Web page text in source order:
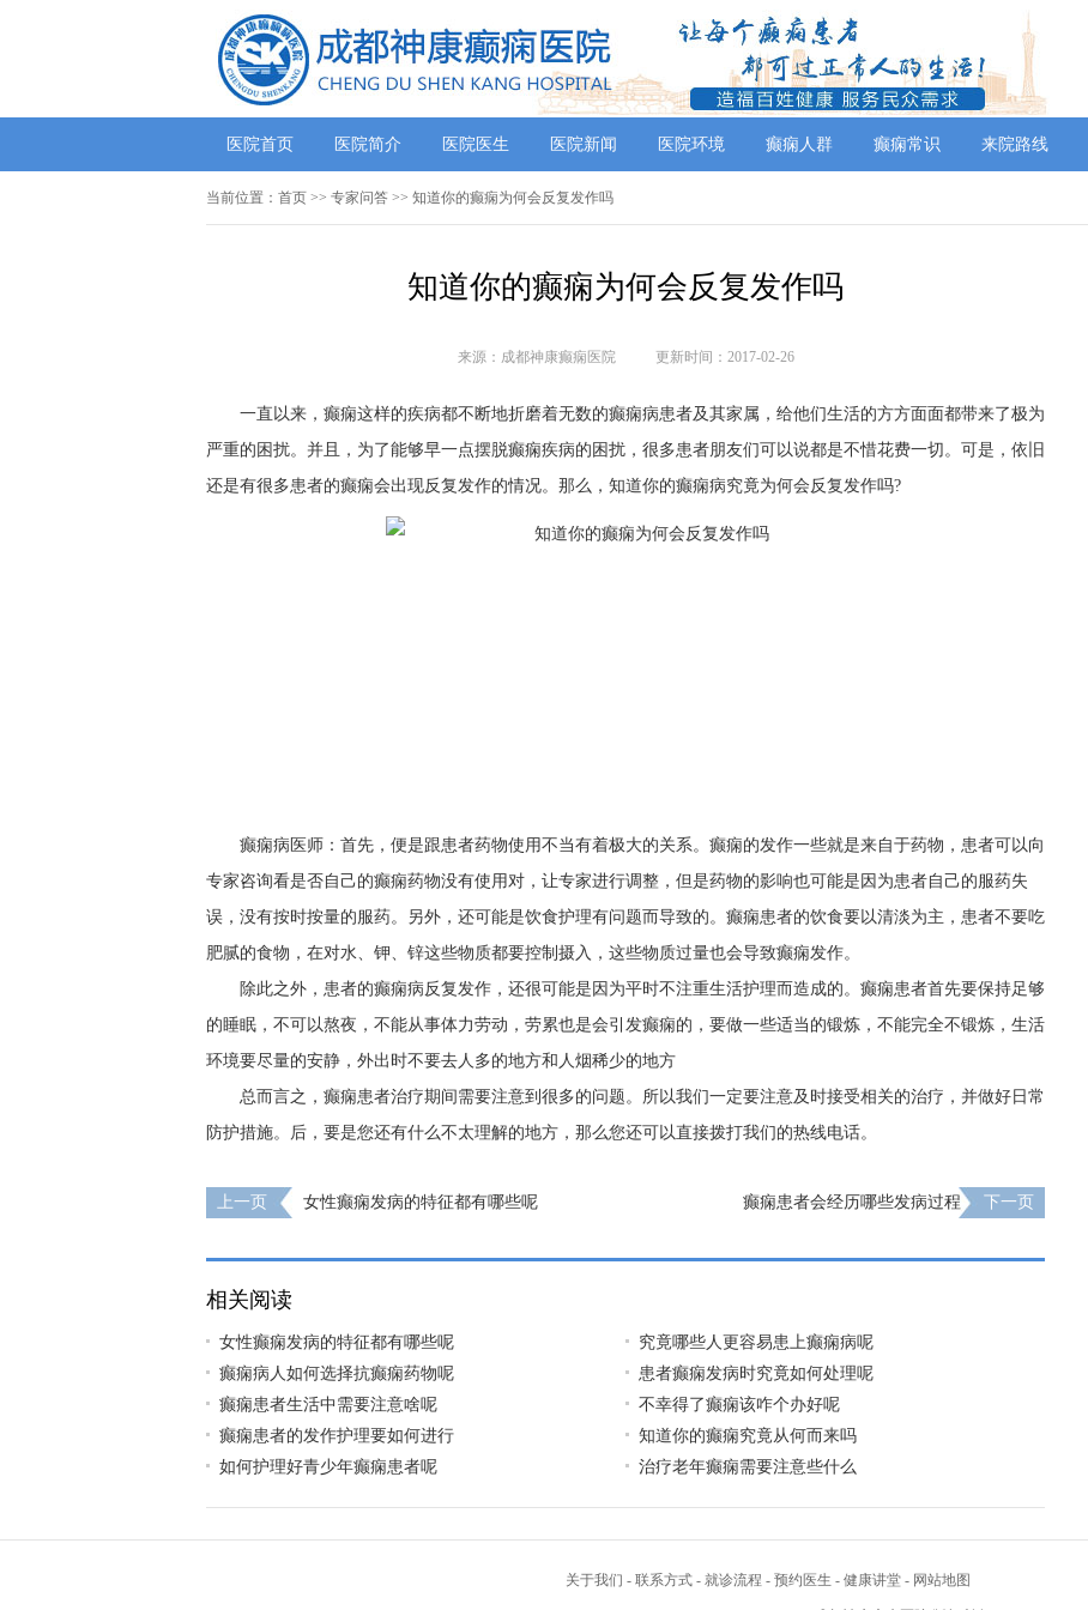
医院首页 医院简介 医院医生 医院新闻 医院环境 癫痫人群 癫痫常识 来院路线
当前位置： 首页 >> 专家问答 >> 知道你的癫痫为何会反复发作吗
知道你的癫痫为何会反复发作吗
来源：成都神康癫痫医院 更新时间：2017-02-26
一直以来，癫痫这样的疾病都不断地折磨着无数的癫痫病患者及其家属，给他们生活的方方面面都带来了极为
严重的困扰。并且，为了能够早一点摆脱癫痫疾病的困扰，很多患者朋友们可以说都是不惜花费一切。可是，依旧
还是有很多患者的癫痫会出现反复发作的情况。那么，知道你的癫痫病究竟为何会反复发作吗?
癫痫病医师：首先，便是跟患者药物使用不当有着极大的关系。癫痫的发作一些就是来自于药物，患者可以向
专家咨询看是否自己的癫痫药物没有使用对，让专家进行调整，但是药物的影响也可能是因为患者自己的服药失
误，没有按时按量的服药。另外，还可能是饮食护理有问题而导致的。癫痫患者的饮食要以清淡为主，患者不要吃
肥腻的食物，在对水、钾、锌这些物质都要控制摄入，这些物质过量也会导致癫痫发作。
除此之外，患者的癫痫病反复发作，还很可能是因为平时不注重生活护理而造成的。癫痫患者首先要保持足够
的睡眠，不可以熬夜，不能从事体力劳动，劳累也是会引发癫痫的，要做一些适当的锻炼，不能完全不锻炼，生活
环境要尽量的安静，外出时不要去人多的地方和人烟稀少的地方
总而言之，癫痫患者治疗期间需要注意到很多的问题。所以我们一定要注意及时接受相关的治疗，并做好日常
防护措施。后，要是您还有什么不太理解的地方，那么您还可以直接拨打我们的热线电话。
上一页 女性癫痫发病的特征都有哪些呢 癫痫患者会经历哪些发病过程 下一页
相关阅读
女性癫痫发病的特征都有哪些呢
究竟哪些人更容易患上癫痫病呢
癫痫病人如何选择抗癫痫药物呢
患者癫痫发病时究竟如何处理呢
癫痫患者生活中需要注意啥呢
不幸得了癫痫该咋个办好呢
癫痫患者的发作护理要如何进行
知道你的癫痫究竟从何而来吗
如何护理好青少年癫痫患者呢
治疗老年癫痫需要注意些什么
关于我们 - 联系方式 - 就诊流程 - 预约医生 - 健康讲堂 - 网站地图